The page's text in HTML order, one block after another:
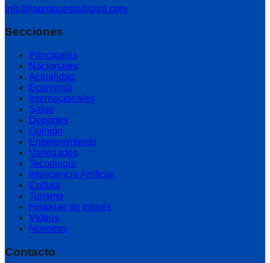
info@lapropuestadigital.com
Secciones
Principales
Nacionales
Actualidad
Economía
Internacionales
Salud
Deportes
Opinión
Entretenimiento
Variedades
Tecnología
Inteligencia Artificial
Cultura
Turismo
Historias de Interés
Videos
Nosotros
Contacto